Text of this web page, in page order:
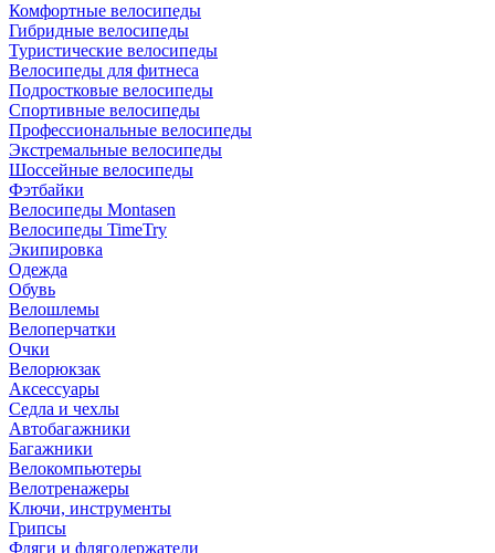
Комфортные велосипеды
Гибридные велосипеды
Туристические велосипеды
Велосипеды для фитнеса
Подростковые велосипеды
Спортивные велосипеды
Профессиональные велосипеды
Экстремальные велосипеды
Шоссейные велосипеды
Фэтбайки
Велосипеды Montasen
Велосипеды TimeTry
Экипировка
Одежда
Обувь
Велошлемы
Велоперчатки
Очки
Велорюкзак
Аксессуары
Седла и чехлы
Автобагажники
Багажники
Велокомпьютеры
Велотренажеры
Ключи, инструменты
Грипсы
Фляги и флягодержатели